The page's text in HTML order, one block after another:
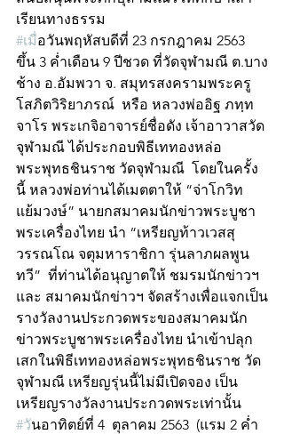
เรียนทางธรรม
#เมื่อวันพฤหัสบดีที่ 23 กรกฎาคม 2563
ขึ้น 3 ค่ำเดือน 9 ปีชวด ที่วัดจุฬามณี ต.บาง
ช้าง อ.อัมพวา จ. สมุทรสงครามพระครู
โสภิตวิริยาภรณ์  หรือ หลวงพ่ออิฐ ภทฺท
จาโร พระเกจิอาจารย์ชื่อดัง เจ้าอาวาสวัด
จุฬามณี ได้ประกอบพิธีเททองหล่อ
พระพุทธชินราช วัดจุฬามณี  โดยในครั้ง
นี้ หลวงพ่อท่านได้เมตตาให้ “จ่าโกวิท
แย้มวงษ์” นายกสมาคมนักข่าวพระบูชา
พระเครื่องไทย นำ “เหรียญท้าวเวสสุ
วรรณโณ จตุมหาราชิกา รุ่นลาภผลพูน
ทวี”  ที่ท่านได้อนุญาตให้ ชมรมนักข่าวฯ
และ สมาคมนักข่าวฯ จัดสร้างเพื่อแจกเป็น
รางวัลงานประกวดพระของสมาคมนัก
ข่าวพระบูชาพระเครื่องไทย นำเข้าปลุก
เสกในพิธีเททองหล่อพระพุทธชินราช วัด
จุฬามณี เหรียญรุ่นนี้ไม่มีเปิดจอง เป็น
เหรียญรางวัลงานประกวดพระเท่านั้น
#วันอาทิตย์ที่ 4  ตุลาคม 2563  (แรม 2 ค่ำ